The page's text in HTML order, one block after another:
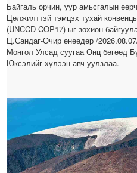
Байгаль орчин, уур амьсгалын
Цөлжилттэй тэмцэх тухай
(UNCCD COP17)-ыг зохион
Ц.Сандаг-Очир өнөөдөр /
Монгол Улсад суугаа Онц бөгөөд
Юксэлийг хүлээн авч уулзлаа.